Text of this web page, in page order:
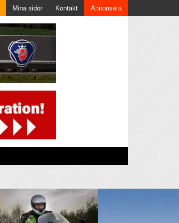
Mina sidor Kontakt Annonsera